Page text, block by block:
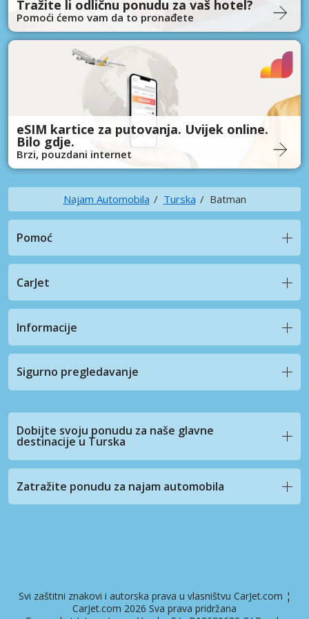
Tražite li odličnu ponudu za vaš hotel?
Pomoći ćemo vam da to pronađete
eSIM kartice za putovanja. Uvijek online.
Bilo gdje.
Brzi, pouzdani internet
Najam Automobila Turska Batman
Pomoć
CarJet
Informacije
Sigurno pregledavanje
Dobijte svoju ponudu za naše glavne
destinacije u Turska
Zatražite ponudu za najam automobila
Svi zaštitni znakovi i autorska prava u vlasništvu CarJet.com ¦
CarJet.com 2026 Sva prava pridržana